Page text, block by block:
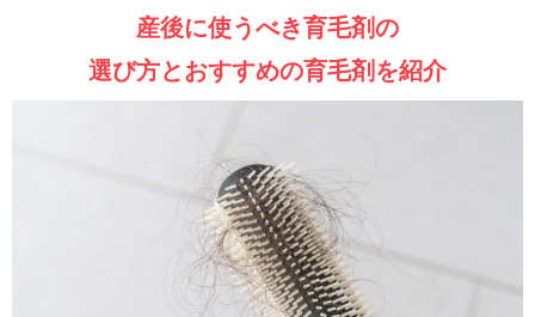
産後に使うべき育毛剤の
選び方とおすすめの育毛剤を紹介